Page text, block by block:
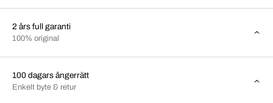
2 års full garanti
100% original
100 dagars ångerrätt
Enkelt byte & retur